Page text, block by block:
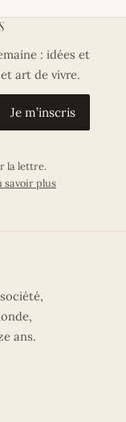
: idées et
art de vivre.
email
Je m’inscris
la lettre.
savoir plus
ans.
onglet)
(nouvel onglet)
(nouvel
sur Pinterest
sur X